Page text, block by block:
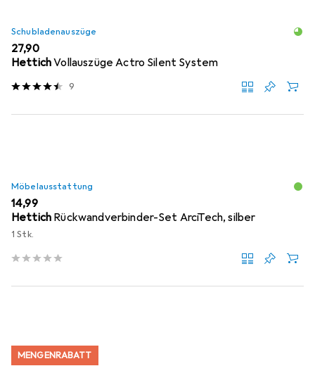
Schubladenauszüge
EUR
27,90
HettichVollauszüge Actro Silent System
9
Möbelausstattung
EUR
14,99
Hettich Rückwandverbinder-Set ArciTech, silber
1 Stk.
MENGENRABATT